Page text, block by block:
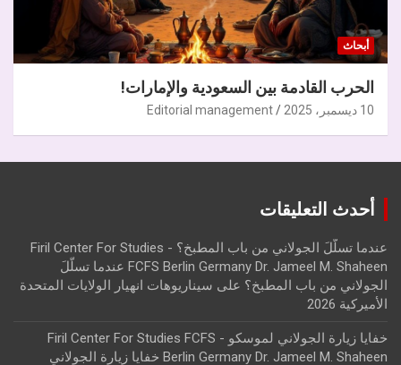
أبحاث
الحرب القادمة بين السعودية والإمارات!
10 ديسمبر، 2025 Editorial management
أحدث التعليقات
عندما تسلّلَ الجولاني من باب المطبخ؟ - Firil Center For Studies
FCFS Berlin Germany Dr. Jameel M. Shaheen عندما تسلّلَ
الجولاني من باب المطبخ؟ على سيناريوهات انهيار الولايات المتحدة
الأميركية 2026
خفايا زيارة الجولاني لموسكو - Firil Center For Studies FCFS
Berlin Germany Dr. Jameel M. Shaheen خفايا زيارة الجولاني